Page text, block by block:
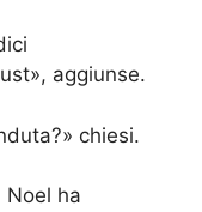
aggiunse.
chiesi.
Noel ha